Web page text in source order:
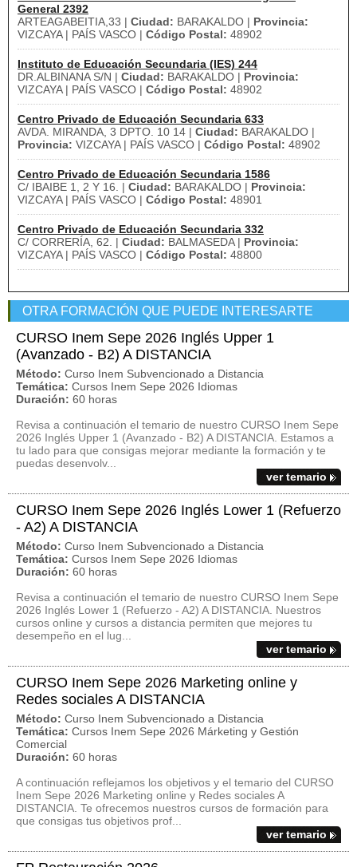
General 2392
ARTEAGABEITIA,33 | Ciudad: BARAKALDO | Provincia:
VIZCAYA | PAÍS VASCO | Código Postal: 48902
Instituto de Educación Secundaria (IES) 244
DR.ALBINANA S/N | Ciudad: BARAKALDO | Provincia:
VIZCAYA | PAÍS VASCO | Código Postal: 48902
Centro Privado de Educación Secundaria 633
AVDA. MIRANDA, 3 DPTO. 10 14 | Ciudad: BARAKALDO |
Provincia: VIZCAYA | PAÍS VASCO | Código Postal: 48902
Centro Privado de Educación Secundaria 1586
C/ IBAIBE 1, 2 Y 16. | Ciudad: BARAKALDO | Provincia:
VIZCAYA | PAÍS VASCO | Código Postal: 48901
Centro Privado de Educación Secundaria 332
C/ CORRERÍA, 62. | Ciudad: BALMASEDA | Provincia:
VIZCAYA | PAÍS VASCO | Código Postal: 48800
OTRA FORMACIÓN QUE PUEDE INTERESARTE
CURSO Inem Sepe 2026 Inglés Upper 1
(Avanzado - B2) A DISTANCIA
Método: Curso Inem Subvencionado a Distancia
Temática: Cursos Inem Sepe 2026 Idiomas
Duración: 60 horas
Revisa a continuación el temario de nuestro CURSO Inem Sepe
2026 Inglés Upper 1 (Avanzado - B2) A DISTANCIA. Estamos a
tu lado para que consigas mejorar mediante la formación y te
puedas desenvolv...
ver temario
CURSO Inem Sepe 2026 Inglés Lower 1 (Refuerzo
- A2) A DISTANCIA
Método: Curso Inem Subvencionado a Distancia
Temática: Cursos Inem Sepe 2026 Idiomas
Duración: 60 horas
Revisa a continuación el temario de nuestro CURSO Inem Sepe
2026 Inglés Lower 1 (Refuerzo - A2) A DISTANCIA. Nuestros
cursos online y cursos a distancia permiten que mejores tu
desempeño en el lug...
ver temario
CURSO Inem Sepe 2026 Marketing online y
Redes sociales A DISTANCIA
Método: Curso Inem Subvencionado a Distancia
Temática: Cursos Inem Sepe 2026 Márketing y Gestión
Comercial
Duración: 60 horas
A continuación reflejamos los objetivos y el temario del CURSO
Inem Sepe 2026 Marketing online y Redes sociales A
DISTANCIA. Te ofrecemos nuestros cursos de formación para
que consigas tus objetivos prof...
ver temario